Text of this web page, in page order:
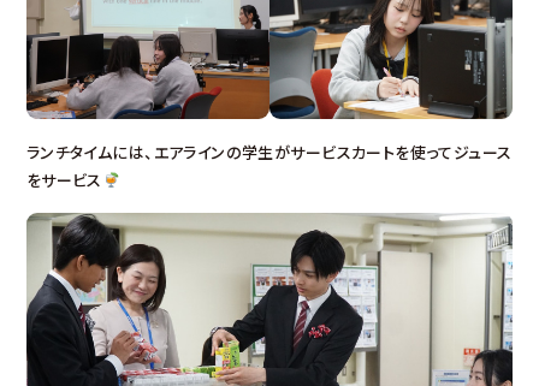
ランチタイムには、エアラインの学生がサービスカートを使ってジュース
をサービス